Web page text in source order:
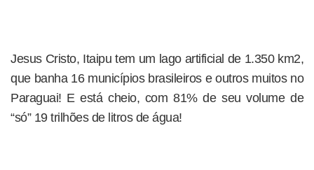
Jesus Cristo, Itaipu tem um lago artificial de 1.350 km2,
que banha 16 municípios brasileiros e outros muitos no
Paraguai! E está cheio, com 81% de seu volume de
“só” 19 trilhões de litros de água!